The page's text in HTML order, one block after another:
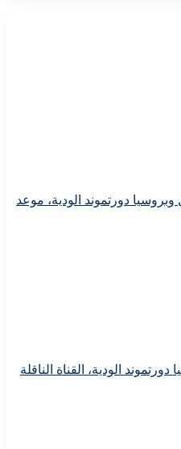
وبروسيا دورتموند الودية، موعد
الودية، القناة الناقلة